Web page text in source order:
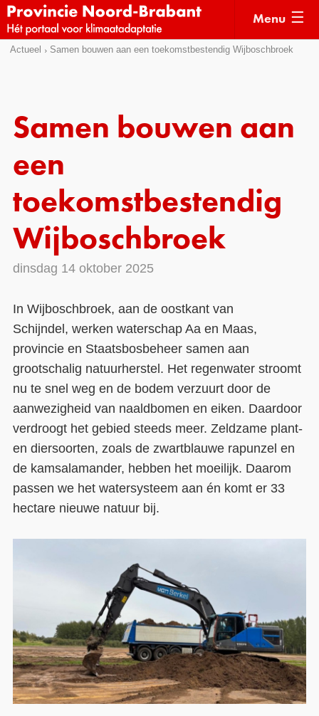
Sla
naar
menu
naar
pagina
Menu
Actueel Samen bouwen aan een toekomstbestendig Wijboschbroek
Samen bouwen aan
een
toekomstbestendig
Wijboschbroek
dinsdag 14 oktober 2025
In Wijboschbroek, aan de oostkant van
Schijndel, werken waterschap Aa en Maas,
provincie en Staatsbosbeheer samen aan
grootschalig natuurherstel. Het regenwater stroomt
nu te snel weg en de bodem verzuurt door de
aanwezigheid van naaldbomen en eiken. Daardoor
verdroogt het gebied steeds meer. Zeldzame plant-
en diersoorten, zoals de zwartblauwe rapunzel en
de kamsalamander, hebben het moeilijk. Daarom
passen we het watersysteem aan én komt er 33
hectare nieuwe natuur bij.
Actueel
Voorbeelden
Subsidies
Monitoring
Contact
Over ons
LIFE-IP Klimaatadaptatie
Weerbaar Dommelland